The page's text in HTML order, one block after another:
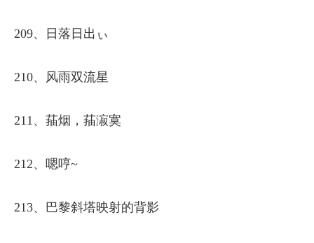
209、日落日出ぃ
210、风雨双流星
211、菗烟，菗漃寞
212、嗯哼~
213、巴黎斜塔映射的背影